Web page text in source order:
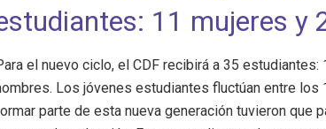
11 mujeres y
el nuevo ciclo, el CDF recibirá a 35 estudiantes:
Los jóvenes estudiantes fluctúan entre los
parte de esta nueva generación tuvieron que